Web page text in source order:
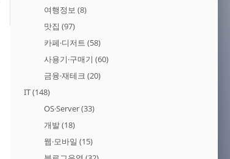
여행정보 (8)
맛집 (97)
카페·디저트 (58)
사용기·구매기 (60)
금융·재테크 (20)
IT(148)
OS·Server(33)
개발(18)
웹·모바일 (15)